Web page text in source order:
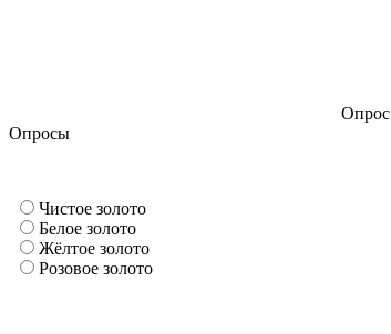
Опрос
Опросы
Чистое золото
Белое золото
Жёлтое золото
Розовое золото